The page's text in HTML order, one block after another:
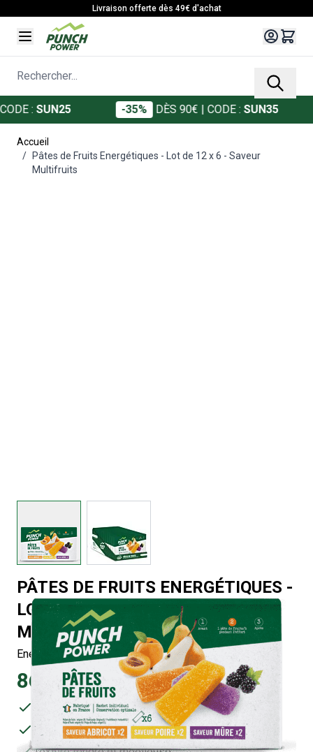
Livraison offerte dès 49€ d'achat
Rechercher...
:SUN25 -35% DÈS 90€ | CODE :SUN35
Accueil
/
Pâtes de Fruits Energétiques - Lot de 12 x 6 - Saveur
Multifruits
PÂTES DE FRUITS ENERGÉTIQUES -
LOT DE 12 X 6 - SAVEUR
MULTIFRUITS
Energie rapide
86,90 € 5/5 -1 avis
Assimilation rapide grâce aux glucides simples
Constituées à plus de 50 % de fruits